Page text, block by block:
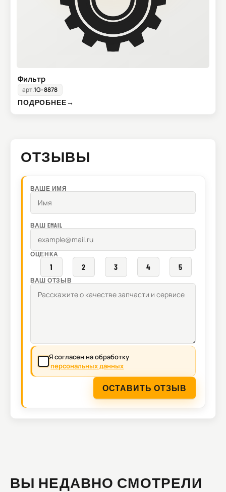
Фильтр
арт.1G-8878
ПОДРОБНЕЕ→
ОТЗЫВЫ
ВАШЕ ИМЯ
ВАШ EMAIL
ОЦЕНКА
1 2 3 4 5
ВАШ ОТЗЫВ
Я согласен на обработку
персональных данных
ОСТАВИТЬ ОТЗЫВ
ВЫ НЕДАВНО СМОТРЕЛИ